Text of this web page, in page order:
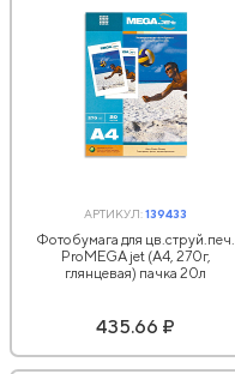
АРТИКУЛ:139433
Фотобумага для цв.струй.печ.
ProMEGA jet (А4, 270г,
глянцевая) пачка 20л
435.66 ₽